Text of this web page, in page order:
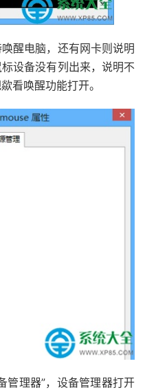
醒电脑，还有网卡则说明
设备没有列出来，说明不
看唤醒功能打开。
管理器”，设备管理器打开